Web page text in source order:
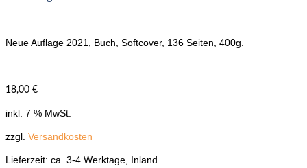
Neue Auflage 2021, Buch, Softcover, 136 Seiten, 400g.
18,00 €
inkl. 7 % MwSt.
zzgl. Versandkosten
Lieferzeit: ca. 3-4 Werktage, Inland